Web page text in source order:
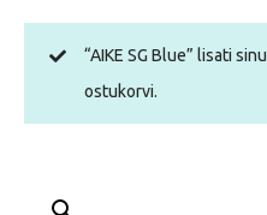
“AIKE SG Blue” lisati sinu
ostukorvi.